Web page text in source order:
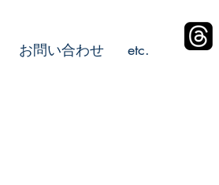
お問い合わせ etc.